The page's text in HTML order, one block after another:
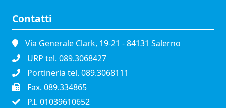
Contatti
Via Generale Clark, 19-21 - 84131 Salerno
URP tel. 089.3068427
Portineria tel. 089.3068111
Fax. 089.334865
P.I. 01039610652